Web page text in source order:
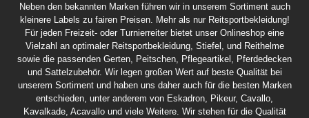
Neben den bekannten Marken führen wir in unserem Sortiment auch
kleinere Labels zu fairen Preisen. Mehr als nur Reitsportbekleidung!
Für jeden Freizeit- oder Turnierreiter bietet unser Onlineshop eine
Vielzahl an optimaler Reitsportbekleidung, Stiefel, und Reithelme
sowie die passenden Gerten, Peitschen, Pflegeartikel, Pferdedecken
und Sattelzubehör. Wir legen großen Wert auf beste Qualität bei
unserem Sortiment und haben uns daher auch für die besten Marken
entschieden, unter anderem von Eskadron, Pikeur, Cavallo,
Kavalkade, Acavallo und viele Weitere. Wir stehen für die Qualität